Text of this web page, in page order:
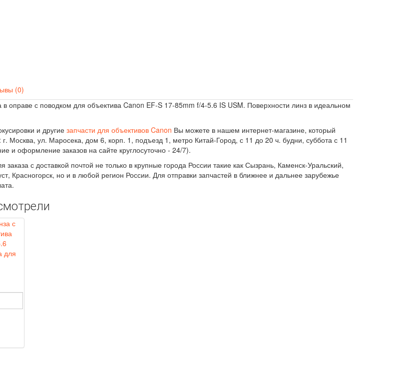
(0)
оправе с поводком для объектива Canon EF-S 17-85mm f/4-5.6 IS USM. Поверхности линз в идеальном
и другие запчасти для объективов Canon Вы можете в нашем интернет-магазине, который
г. Москва, ул. Маросека, дом 6, корп. 1, подъезд 1, метро Китай-Город, с 11 до 20 ч. будни, суббота с 11
и оформление заказов на сайте круглосуточно - 24/7).
заказа с доставкой почтой не только в крупные города России такие как Сызрань, Каменск-Уральский,
Красногорск, но и в любой регион России. Для отправки запчастей в ближнее и дальнее зарубежье
для